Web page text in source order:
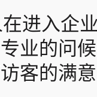
进入企
业的问候
客的满意